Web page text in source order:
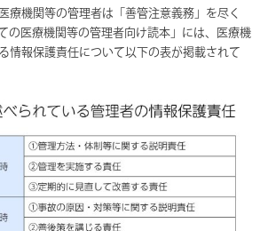
療機関等の管理者は「善管注意義務」を尽く
の医療機関等の管理者向け読本」には、医療機
情報保護責任について以下の表が掲載されて